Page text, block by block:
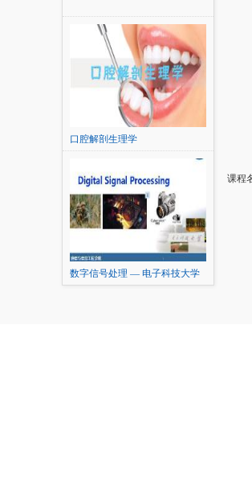
口腔解剖生理学
数字信号处理 — 电子科技大学
课程